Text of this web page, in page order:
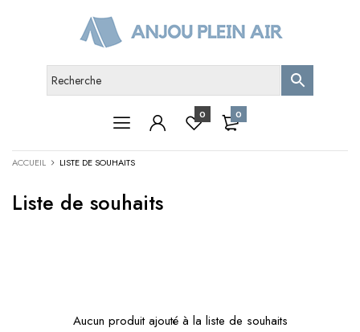
0 0
ACCUEIL LISTE DE SOUHAITS
Liste de souhaits
Aucun produit ajouté à la liste de souhaits